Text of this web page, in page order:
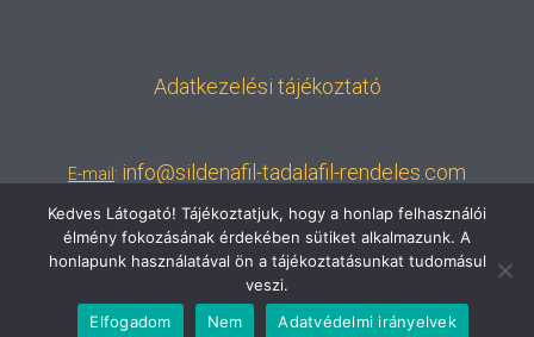
Adatkezelési tájékoztató
E-mail : info@sildenafil-tadalafil-rendeles.com
2015 © Sildenafil-Tadalafil termékek rendelése
📦 Rendeléskövetés
Kedves Látogató! Tájékoztatjuk, hogy a honlap felhasználói
élmény fokozásának érdekében sütiket alkalmazunk. A
honlapunk használatával ön a tájékoztatásunkat tudomásul
veszi.
Elfogadom
Nem Adatvédelmi irányelvek